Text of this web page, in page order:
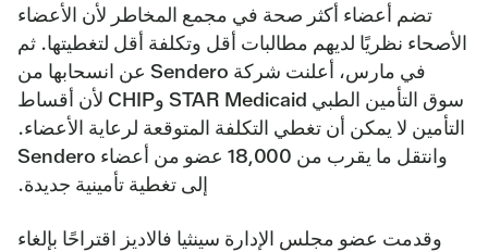
تضم أعضاء أكثر صحة في مجمع المخاطر لأن الأعضاء
الأصحاء نظريًا لديهم مطالبات أقل وتكلفة أقل لتغطيتها. ثم
في مارس، أعلنت شركة Sendero عن انسحابها من
سوق التأمين الطبي STAR Medicaid وCHIP لأن أقساط
التأمين لا يمكن أن تغطي التكلفة المتوقعة لرعاية الأعضاء.
وانتقل ما يقرب من 18,000 عضو من أعضاء Sendero
إلى تغطية تأمينية جديدة.
وقدمت عضو مجلس الإدارة سينثيا فالاديز اقتراحًا بإلغاء